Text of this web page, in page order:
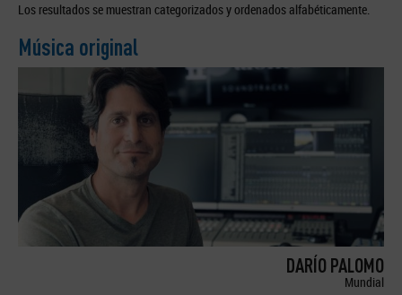
Los resultados se muestran categorizados y ordenados alfabéticamente.
Música original
DARÍO PALOMO
Mundial